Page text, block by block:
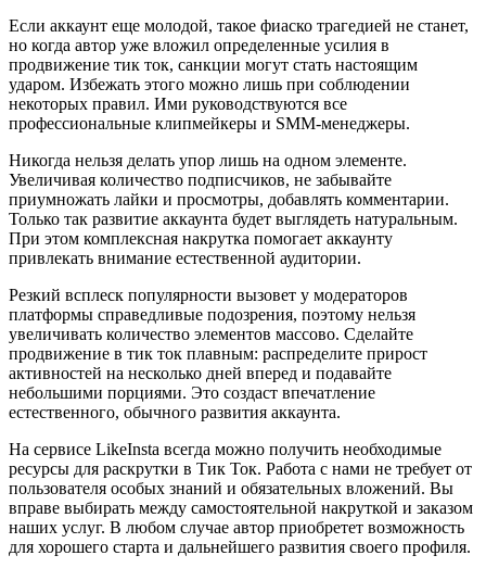
Если аккаунт еще молодой, такое фиаско трагедией не станет,
но когда автор уже вложил определенные усилия в
продвижение тик ток, санкции могут стать настоящим
ударом. Избежать этого можно лишь при соблюдении
некоторых правил. Ими руководствуются все
профессиональные клипмейкеры и SMM-менеджеры.
Никогда нельзя делать упор лишь на одном элементе.
Увеличивая количество подписчиков, не забывайте
приумножать лайки и просмотры, добавлять комментарии.
Только так развитие аккаунта будет выглядеть натуральным.
При этом комплексная накрутка помогает аккаунту
привлекать внимание естественной аудитории.
Резкий всплеск популярности вызовет у модераторов
платформы справедливые подозрения, поэтому нельзя
увеличивать количество элементов массово. Сделайте
продвижение в тик ток плавным: распределите прирост
активностей на несколько дней вперед и подавайте
небольшими порциями. Это создаст впечатление
естественного, обычного развития аккаунта.
На сервисе LikeInsta всегда можно получить необходимые
ресурсы для раскрутки в Тик Ток. Работа с нами не требует от
пользователя особых знаний и обязательных вложений. Вы
вправе выбирать между самостоятельной накруткой и заказом
наших услуг. В любом случае автор приобретет возможность
для хорошего старта и дальнейшего развития своего профиля.